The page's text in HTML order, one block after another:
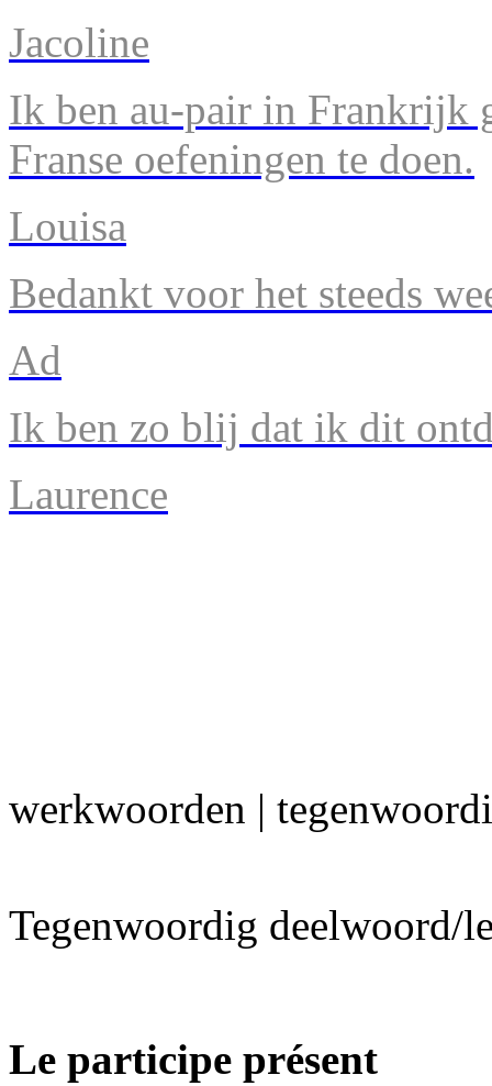
Jacoline
Ik ben au-pair in Frankrijk
Franse oefeningen te doen.
Louisa
Bedankt voor het steeds
Ad
Ik ben zo blij dat ik dit
Laurence
werkwoorden |
Tegenwoordig deelwoord/
Le participe présent